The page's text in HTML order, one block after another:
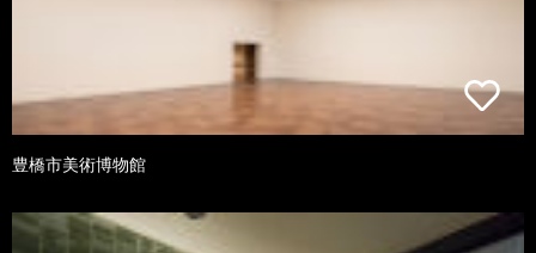
豊橋市美術博物館